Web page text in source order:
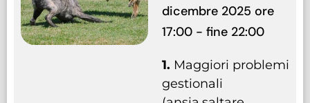
dicembre 2025 ore
17:00 - fine 22:00
1. Maggiori problemi
gestionali